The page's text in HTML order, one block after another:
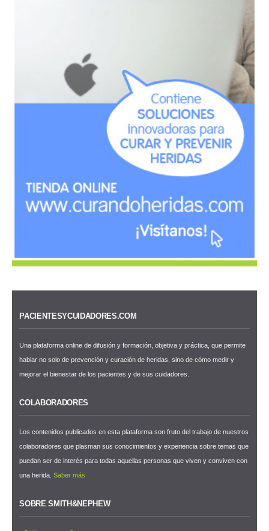
PACIENTESYCUIDADORES.COM
Una plataforma online de difusión y formación, objetiva y práctica, que permite
hablar no solo de prevención y curación de heridas, sino de cómo medir y
mejorar el bienestar de los pacientes y de sus cuidadores.
COLABORADORES
Los contenidos publicados en esta plataforma son fruto del trabajo de nuestros
colaboradores que plasman sus conocimientos y experiencia sobre temas que
puedan ser de interés para todas aquellas personas que viven y conviven con
una herida.Saber más
SOBRE SMITH&NEPHEW